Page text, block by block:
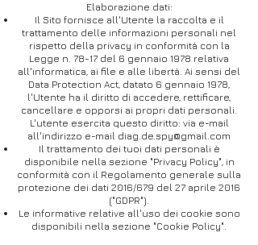
Elaborazione dati:
Il Sito fornisce all'Utente la raccolta e il
trattamento delle informazioni personali nel
rispetto della privacy in conformità con la
Legge n. 78-17 del 6 gennaio 1978 relativa
all'informatica, ai file e alle libertà. Ai sensi del
Data Protection Act, datato 6 gennaio 1978,
l'Utente ha il diritto di accedere, rettificare,
cancellare e opporsi ai propri dati personali.
L'utente esercita questo diritto: via e-mail
all'indirizzo e-mail diag.de.spy@gmail.com
Il trattamento dei tuoi dati personali è
disponibile nella sezione "Privacy Policy", in
conformità con il Regolamento generale sulla
protezione dei dati 2016/679 del 27 aprile 2016
("GDPR").
Le informative relative all'uso dei cookie sono
disponibili nella sezione "Cookie Policy".